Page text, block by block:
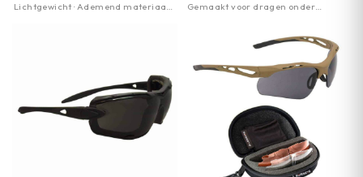
Lichtgewicht · Ademend materiaal ·
Gemaakt voor dragen onder